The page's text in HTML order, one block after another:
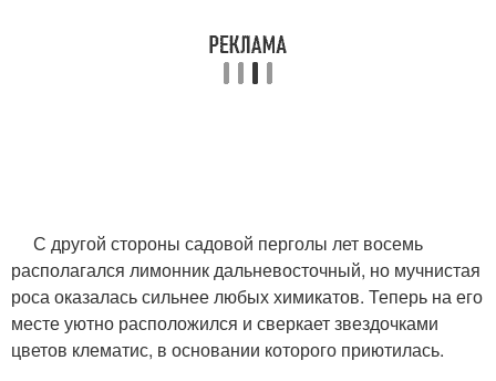
С другой стороны садовой перголы лет восемь
располагался лимонник дальневосточный, но мучнистая
роса оказалась сильнее любых химикатов. Теперь на его
месте уютно расположился и сверкает звездочками
цветов клематис, в основании которого приютилась.